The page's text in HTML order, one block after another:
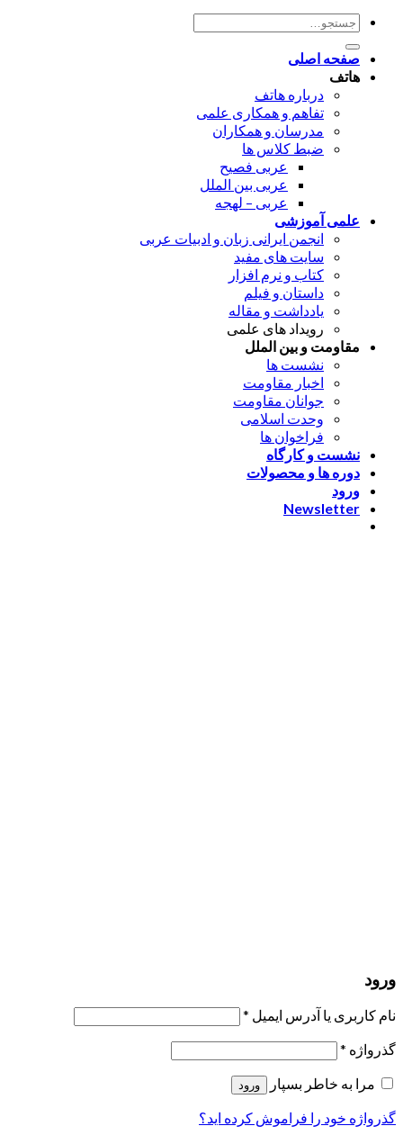
جستجو
برای:
صفحه اصلی
هاتف
درباره هاتف
تفاهم و همکاری علمی
مدرسان و همکاران
ضبط کلاس ها
عربی فصیح
عربی بین الملل
عربی – لهجه
علمی آموزشی
انجمن ایرانی زبان و ادبیات عربی
سایت های مفید
کتاب و نرم افزار
داستان و فیلم
یادداشت و مقاله
رویداد های علمی
مقاومت و بین الملل
نشست ها
اخبار مقاومت
جوانان مقاومت
وحدت اسلامی
فراخوان ها
نشست و کارگاه
دوره ها و محصولات
ورود
Newsletter
ورود
نام کاربری یا آدرس ایمیل *
گذرواژه *
مرا به خاطر بسپار
ورود
گذرواژه خود را فراموش کرده اید؟